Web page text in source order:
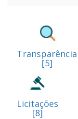
Transparência
[5]
Licitações
[8]